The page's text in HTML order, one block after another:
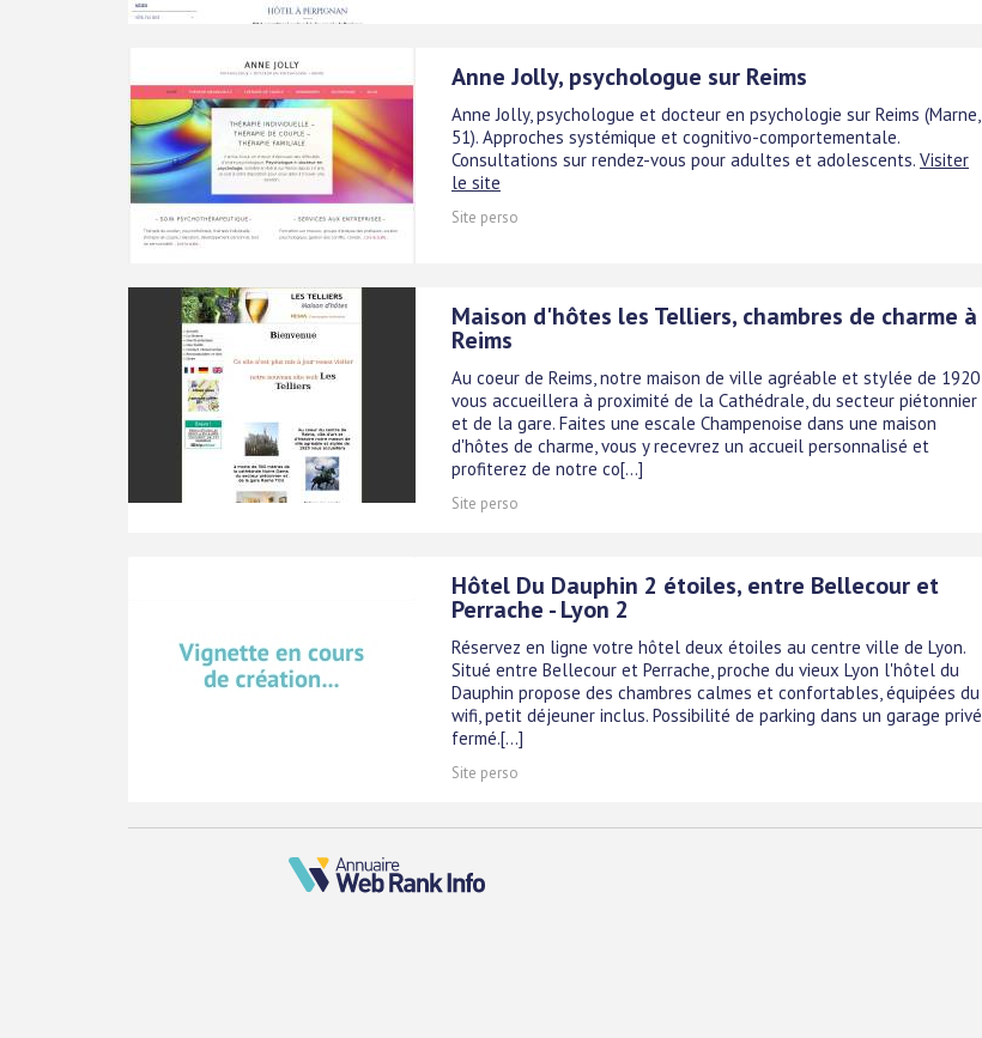
Anne Jolly, psychologue sur Reims
Anne Jolly, psychologue et docteur en psychologie sur Reims (Marne,
51). Approches systémique et cognitivo-comportementale.
Consultations sur rendez-vous pour adultes et adolescents. Visiter
le site
Site perso
Maison d'hôtes les Telliers, chambres de charme à
Reims
Au coeur de Reims, notre maison de ville agréable et stylée de 1920
vous accueillera à proximité de la Cathédrale, du secteur piétonnier
et de la gare. Faites une escale Champenoise dans une maison
d'hôtes de charme, vous y recevrez un accueil personnalisé et
profiterez de notre co[...]
Site perso
Hôtel Du Dauphin 2 étoiles, entre Bellecour et
Perrache - Lyon 2
Réservez en ligne votre hôtel deux étoiles au centre ville de Lyon.
Situé entre Bellecour et Perrache, proche du vieux Lyon l'hôtel du
Dauphin propose des chambres calmes et confortables, équipées du
wifi, petit déjeuner inclus. Possibilité de parking dans un garage privé
fermé.[...]
Site perso